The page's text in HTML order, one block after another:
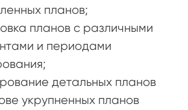
планов;
планов с различными
и периодами
детальных планов
укрупненных планов